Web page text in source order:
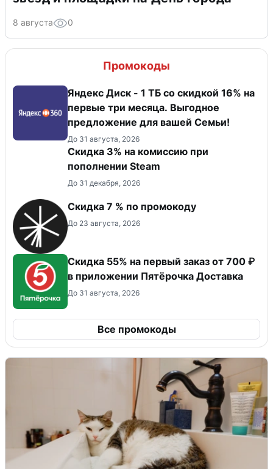
8 августа 0
Промокоды
Яндекс Диск - 1 ТБ со скидкой 16% на
первые три месяца. Выгодное
предложение для вашей Семьи!
До 31 августа, 2026
Скидка 3% на комиссию при
пополнении Steam
До 31 декабря, 2026
Скидка 7 % по промокоду
До 23 августа, 2026
Скидка 55% на первый заказ от 700 ₽
в приложении Пятёрочка Доставка
До 31 августа, 2026
Все промокоды